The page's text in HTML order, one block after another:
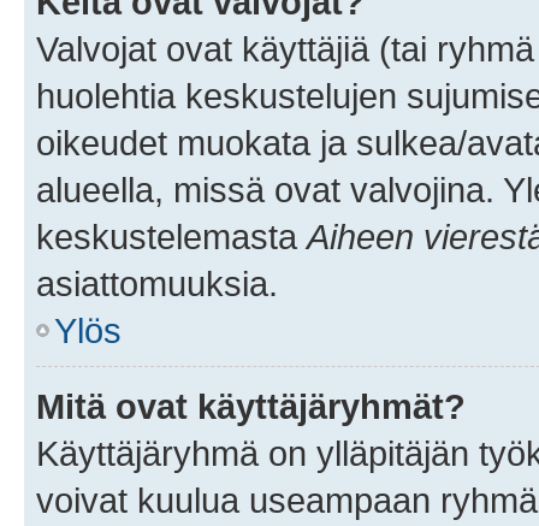
Valvojat ovat käyttäjiä (tai
huolehtia keskustelujen
oikeudet muokata ja sulkea/
alueella, missä ovat valvojina.
keskustelemasta Aiheen
asiattomuuksia.
Ylös
Mitä ovat käyttäjäryhmät?
Käyttäjäryhmä on ylläpitäjän
voivat kuulua useampaan